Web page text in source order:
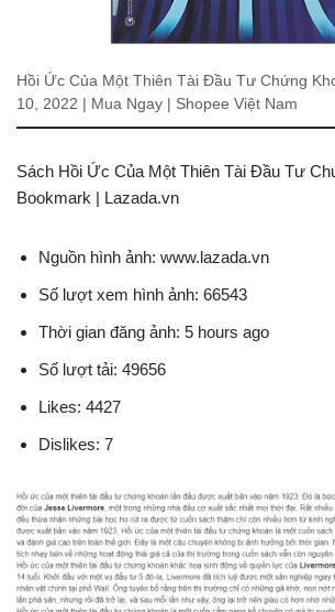
Hồi Ức Của Một Thiên Tài Đầu Tư Chứng
10, 2022 | Mua Ngay | Shopee Việt Nam
Sách Hồi Ức Của Một Thiên Tài Đầu Tư
Bookmark | Lazada.vn
Nguồn hình ảnh: www.lazada.vn
Số lượt xem hình ảnh: 66543
Thời gian đăng ảnh: 5 hours ago
Số lượt tải: 49656
Likes: 4427
Dislikes: 7